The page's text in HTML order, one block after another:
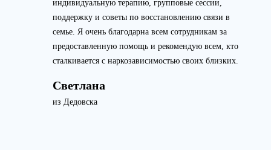
индивидуальную терапию, групповые сессии,
поддержку и советы по восстановлению связи в
семье. Я очень благодарна всем сотрудникам за
предоставленную помощь и рекомендую всем, кто
сталкивается с наркозависимостью своих близких.
Светлана
из Дедовска